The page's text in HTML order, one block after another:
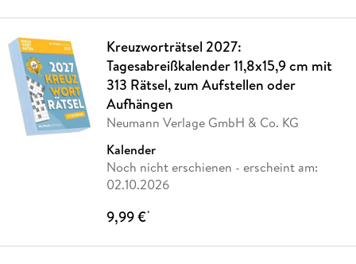
Kreuzworträtsel 2027:
Tagesabreißkalender 11,8x15,9 cm mit
313 Rätsel, zum Aufstellen oder
Aufhängen
Neumann Verlage GmbH & Co. KG
Kalender
Noch nicht erschienen - erscheint am:
02.10.2026
9,99 €*